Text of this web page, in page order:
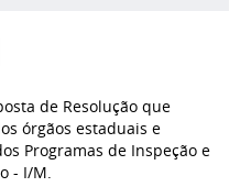
de Resolução que
órgãos estaduais e
Programas de Inspeção e
- I/M.